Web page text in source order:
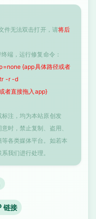
件无法双击打开，请将后
端，运行修复命令：
{app具体路径或者
-r -d
者直接拖入app}
注，均为本站原创发
时，禁止复制、盗用、
各类媒体平台。如若本
我们进行处理。
链接